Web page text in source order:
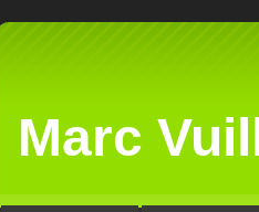
Marc